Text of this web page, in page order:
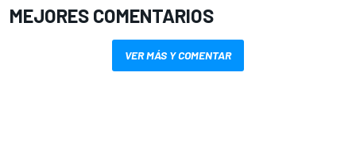
MEJORES COMENTARIOS
VER MÁS Y COMENTAR